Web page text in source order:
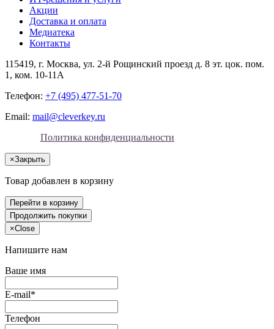
Акции
Доставка и оплата
Медиатека
Контакты
115419, г. Москва, ул. 2-й Рощинский проезд д. 8 эт. цок. пом.
1, ком. 10-11А
Телефон: +7 (495) 477-51-70
Email: mail@cleverkey.ru
Политика конфиденциальности
×Закрыть
Товар добавлен в корзину
Перейти в корзину
Продолжить покупки
×Close
Напишите нам
Ваше имя
E-mail*
Телефон